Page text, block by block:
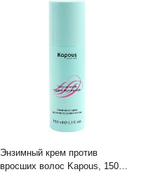
Энзимный крем против
вросших волос Kapous, 150